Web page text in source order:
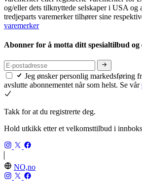
og/eller dets tilknyttede selskaper i USA og
tredjeparts varemerker tilhører sine
varemerker
Abonner for å motta ditt spesialtilbud og
Jeg ønsker personlig markedsføring
avslutte abonnementet når som helst. Se vår
Takk for at du registrerte deg.
Hold utkikk etter et velkomsttilbud i
NO,no